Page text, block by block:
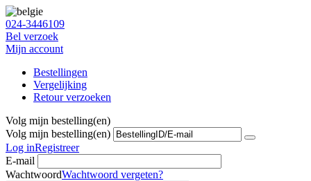
024-3446109
Bel verzoek
Mijn account
Bestellingen
Vergelijking
Retour verzoeken
Volg mijn bestelling(en)
Volg mijn bestelling(en)
Log inRegistreer
E-mail
WachtwoordWachtwoord vergeten?